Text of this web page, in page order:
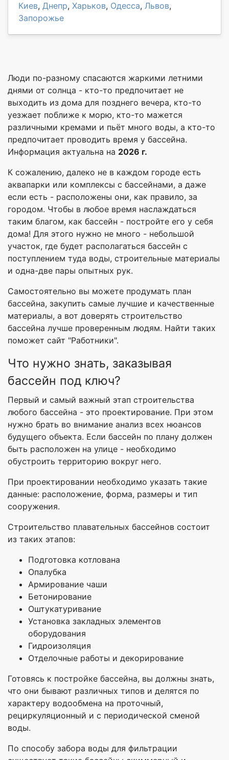
Киев, Днепр, Харьков, Одесса, Львов,
Запорожье
Люди по-разному спасаются жаркими летними
днями от солнца - кто-то предпочитает не
выходить из дома для позднего вечера, кто-то
уезжает поближе к морю, кто-то мажется
различными кремами и пьёт много воды, а кто-то
предпочитает проводить время у бассейна.
Информация актуальна на 2026 г.
К сожалению, далеко не в каждом городе есть
аквапарки или комплексы с бассейнами, а даже
если есть - расположены они, как правило, за
городом. Чтобы в любое время наслаждаться
таким благом, как бассейн - постройте его у себя
дома! Для этого нужно не много - небольшой
участок, где будет располагаться бассейн с
поступлением туда воды, строительные материалы
и одна-две пары опытных рук.
Самостоятельно вы можете продумать план
бассейна, закупить самые лучшие и качественные
материалы, а вот доверять строительство
бассейна лучше проверенным людям. Найти таких
поможет сайт "Работники".
Что нужно знать, заказывая
бассейн под ключ?
Первый и самый важный этап строительства
любого бассейна - это проектирование. При этом
нужно брать во внимание анализ всех нюансов
будущего объекта. Если бассейн по плану должен
быть расположен на улице - необходимо
обустроить территорию вокруг него.
При проектировании необходимо указать такие
данные: расположение, форма, размеры и тип
сооружения.
Строительство плавательных бассейнов состоит
из таких этапов:
Подготовка котлована
Опалубка
Армирование чаши
Бетонирование
Оштукатуривание
Установка закладных элементов
оборудования
Гидроизоляция
Отделочные работы и декорирование
Готовясь к постройке бассейна, вы должны знать,
что они бывают различных типов и делятся по
характеру водообмена на проточный,
рециркуляционный и с периодической сменой
воды.
По способу забора воды для фильтрации